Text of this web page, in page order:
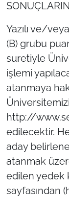
Yazılı ve/
(B) grubu
suretiyle
işlemi
atanmaya
http://
edilecektir.
aday
atanmak
edilen yedek
sayfasından